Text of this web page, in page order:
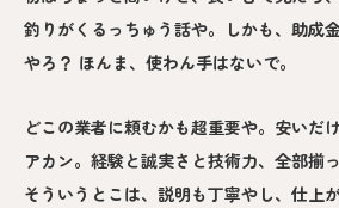
釣りがくるっちゅう話や。しかも、助成
やろ？ ほんま、使わん手はないで。
どこの業者に頼むかも超重要や。安いだ
アカン。経験と誠実さと技術力、全部揃
そういうとこは、説明も丁寧やし、仕上